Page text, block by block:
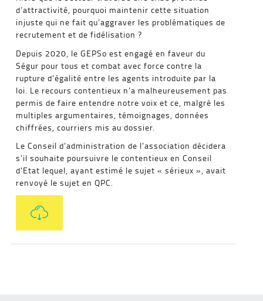
d’attractivité, pourquoi maintenir cette situation
injuste qui ne fait qu’aggraver les problématiques de
recrutement et de fidélisation ?
Depuis 2020, le GEPSo est engagé en faveur du
Ségur pour tous et combat avec force contre la
rupture d’égalité entre les agents introduite par la
loi. Le recours contentieux n’a malheureusement pas
permis de faire entendre notre voix et ce, malgré les
multiples argumentaires, témoignages, données
chiffrées, courriers mis au dossier.
Le Conseil d’administration de l’association décidera
s’il souhaite poursuivre le contentieux en Conseil
d’Etat lequel, ayant estimé le sujet « sérieux », avait
renvoyé le sujet en QPC.